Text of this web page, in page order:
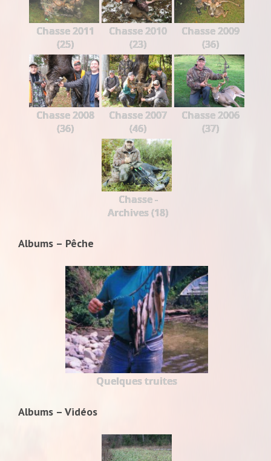
Chasse 2011
(25)
Chasse 2010
(23)
Chasse 2009
(36)
Chasse 2008
(36)
Chasse 2007
(46)
Chasse 2006
(37)
Chasse -
Archives (18)
Albums – Pêche
Quelques truites
Albums – Vidéos